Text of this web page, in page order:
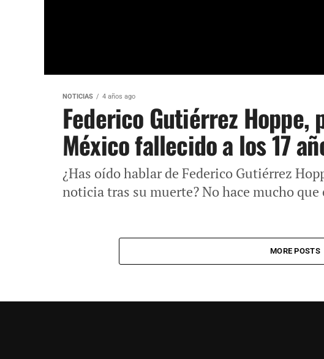
NOTICIAS 4 años ago
Federico Gutiérrez Hoppe,
México fallecido a los 17
¿Has oído hablar de Federico Gutiérrez
noticia tras su muerte? No hace mucho
MORE POSTS